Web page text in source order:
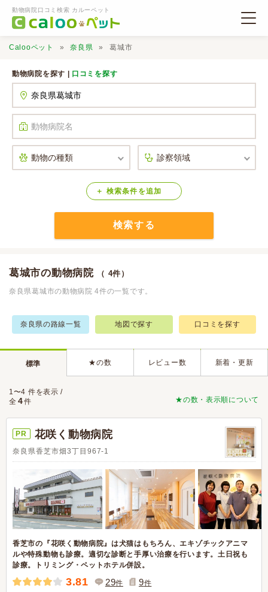
動物病院口コミ検索 カルーペット
口コミ検索
Calooペットとは？
Calooペット 奈良県 葛城市
動物病院を探す | 口コミを探す
検索条件 を追加
検索する
葛城市の動物病院 （ 4件）
奈良県葛城市の動物病院 4件の一覧です。
奈良県の路線一覧 地図で探す 口コミを探す
標準 ★の数 レビュー数 新着・更新
★の数・表示順について
1〜4 件を表示 /
全 4件
PR 花咲く動物病院
奈良県香芝市畑3丁目967-1
香芝市の『花咲く動物病院』は犬猫はもちろん、エキゾチックアニマ
ルや特殊動物も診療。適切な診断と手厚い治療を行います。土日祝も
診療。トリミング・ペットホテル併設。
3.81 29件 9件